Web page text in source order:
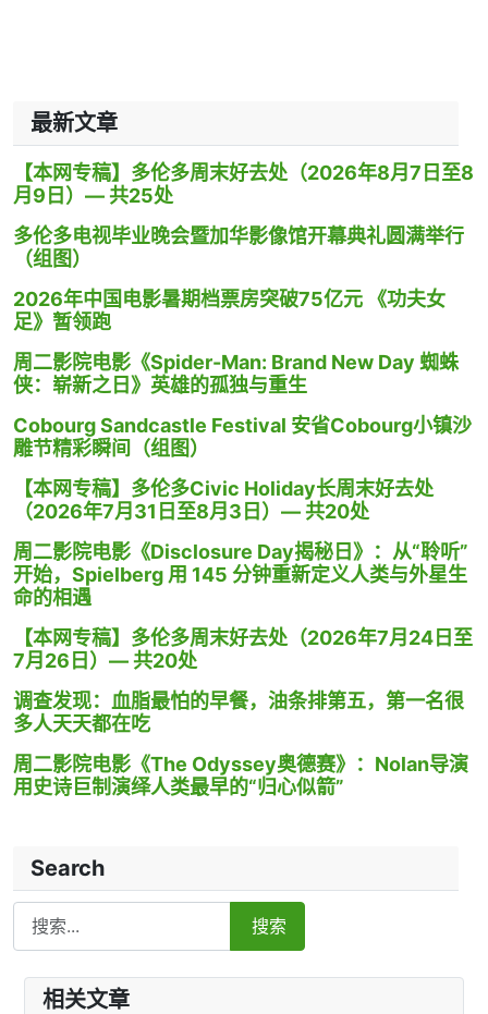
最新文章
【本网专稿】多伦多周末好去处（2026年8月7日至8
月9日）— 共25处
多伦多电视毕业晚会暨加华影像馆开幕典礼圆满举行
（组图）
2026年中国电影暑期档票房突破75亿元 《功夫女
足》暂领跑
周二影院电影《Spider-Man: Brand New Day 蜘蛛
侠：崭新之日》英雄的孤独与重生
Cobourg Sandcastle Festival 安省Cobourg小镇沙
雕节精彩瞬间（组图）
【本网专稿】多伦多Civic Holiday长周末好去处
（2026年7月31日至8月3日）— 共20处
周二影院电影《Disclosure Day揭秘日》：从“聆听”
开始，Spielberg 用 145 分钟重新定义人类与外星生
命的相遇
【本网专稿】多伦多周末好去处（2026年7月24日至
7月26日）— 共20处
调查发现：血脂最怕的早餐，油条排第五，第一名很
多人天天都在吃
周二影院电影《The Odyssey奥德赛》：Nolan导演
用史诗巨制演绎人类最早的“归心似箭”
Search
Search
搜索
相关文章